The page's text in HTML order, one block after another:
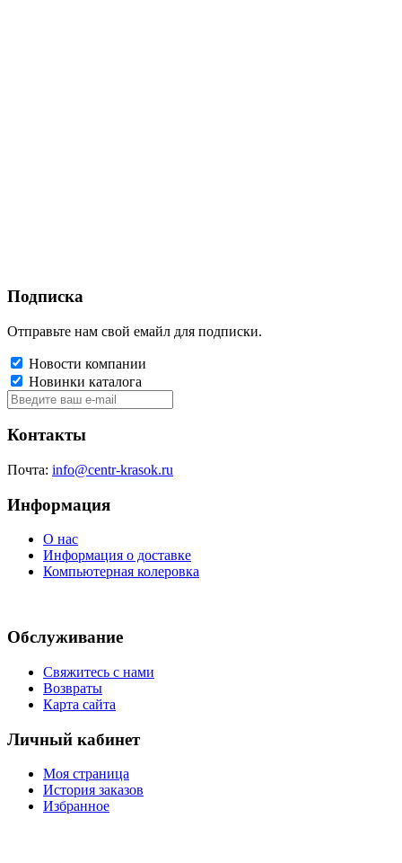
Подписка
Отправьте нам свой емайл для подписки.
Новости компании
Новинки каталога
Контакты
Почта: info@centr-krasok.ru
Информация
О нас
Информация о доставке
Компьютерная колеровка
Обслуживание
Свяжитесь с нами
Возвраты
Карта сайта
Личный кабинет
Моя страница
История заказов
Избранное